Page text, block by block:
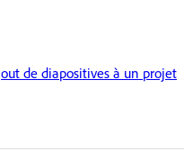
de diapositives à un projet